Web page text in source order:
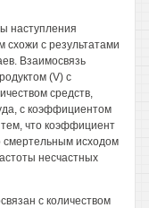
наступления
схожи с результатами
Взаимосвязь
(V) с
средств,
с коэффициентом
что коэффициент
смертельным исходом
несчастных
с количеством